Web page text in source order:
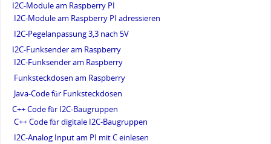
I2C-Module am Raspberry PI
I2C-Module am Raspberry PI adressieren
I2C-Pegelanpassung 3,3 nach 5V
I2C-Funksender am Raspberry
I2C-Funksender am Raspberry
Funksteckdosen am Raspberry
Java-Code für Funksteckdosen
C++ Code für I2C-Baugruppen
C++ Code für digitale I2C-Baugruppen
I2C-Analog Input am PI mit C einlesen